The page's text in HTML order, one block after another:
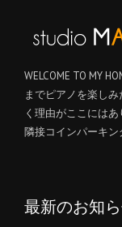
WELCOME TO MY
までピアノを楽し
く理由がここには
隣接コインパーキン
最新のお知